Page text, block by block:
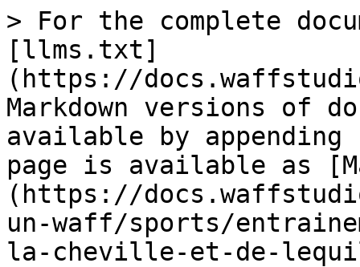
> For the complete
[llms.txt]
(https://
Markdown versions of
available by
page is available as
(https://
un-waff/sports/
la-cheville-et-de-